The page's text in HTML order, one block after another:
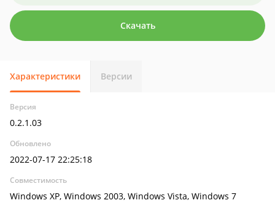
Скачать
Характеристики Версии
Версия
0.2.1.03
Обновлено
2022-07-17 22:25:18
Совместимость
Windows XP, Windows 2003, Windows Vista, Windows 7